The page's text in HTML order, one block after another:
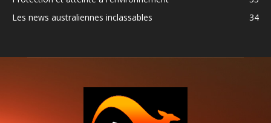
Les news australiennes inclassables
34